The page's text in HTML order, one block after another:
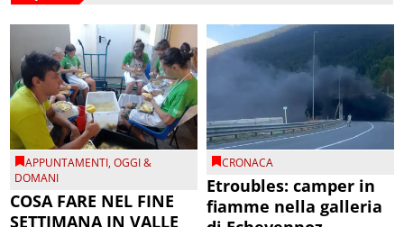
APPUNTAMENTI,OGGI &
DOMANI
COSA FARE NEL FINE
SETTIMANA IN VALLE
CRONACA
Etroubles: camper in
fiamme nella galleria